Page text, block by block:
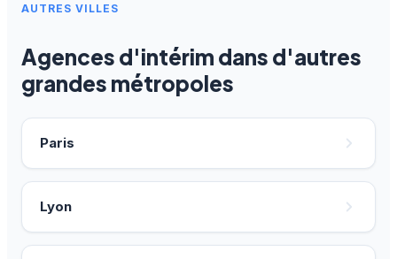
AUTRES VILLES
Agences d'intérim dans d'autres
grandes métropoles
Paris
Lyon